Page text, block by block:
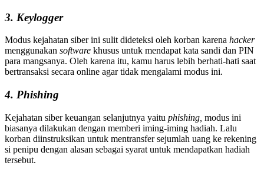
3. Keylogger
Modus kejahatan siber ini sulit dideteksi oleh korban karena hacker
menggunakan software khusus untuk mendapat kata sandi dan PIN
para mangsanya. Oleh karena itu, kamu harus lebih berhati-hati saat
bertransaksi secara online agar tidak mengalami modus ini.
4. Phishing
Kejahatan siber keuangan selanjutnya yaitu phishing, modus ini
biasanya dilakukan dengan memberi iming-iming hadiah. Lalu
korban diinstruksikan untuk mentransfer sejumlah uang ke rekening
si penipu dengan alasan sebagai syarat untuk mendapatkan hadiah
tersebut.